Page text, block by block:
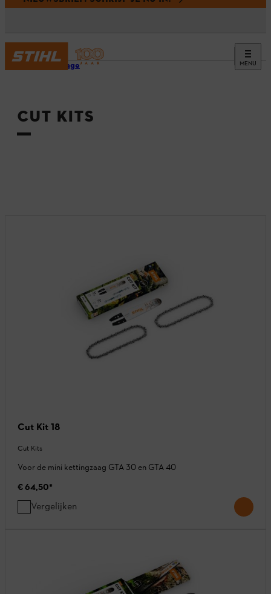
MENU
Homepage
CUT KITS
Cut Kit 18
Cut Kits
Voor de mini kettingzaag GTA 30 en GTA 40
€ 64,50*
Vergelijken